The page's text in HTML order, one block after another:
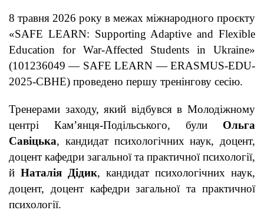
К-
ПНУ
в
межах
проєкту
Learn
8 травня 2026 року в межах міжнародного проєкту
«SAFE LEARN: Supporting Adaptive and Flexible
Education for War-Affected Students in Ukraine»
(101236049 — SAFE LEARN — ERASMUS-EDU-
2025-CBHE) проведено першу тренінгову сесію.
Тренерами заходу, який відбувся в Молодіжному
центрі Кам’янця-Подільського, були Ольга
Савіцька, кандидат психологічних наук, доцент,
доцент кафедри загальної та практичної психології,
й Наталія Дідик, кандидат психологічних наук,
доцент, доцент кафедри загальної та практичної
психології.